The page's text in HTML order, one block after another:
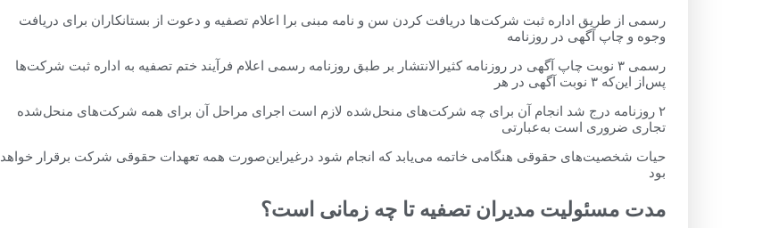
رسمی از طریق اداره ثبت شرکت‌ها دریافت کردن سن و نامه مبنی برا اعلام تصفیه و دعوت از بستانکاران برای دریافت
وجوه و چاپ آگهی در روزنامه
رسمی ۳ نوبت چاپ آگهی در روزنامه کثیرالانتشار بر طبق روزنامه رسمی اعلام فرآیند ختم تصفیه به اداره ثبت شرکت‌ها
پس‌از این‌که ۳ نوبت آگهی در هر
۲ روزنامه درج شد انجام آن برای چه شرکت‌های منحل‌شده لازم است اجرای مراحل آن برای همه شرکت‌های منحل‌شده
تجاری ضروری است به‌عبارتی
حیات شخصیت‌های حقوقی هنگامی خاتمه می‌یابد که انجام شود درغیراین‌صورت همه تعهدات حقوقی شرکت برقرار خواهد
بود
مدت مسئولیت مدیران تصفیه تا چه زمانی است؟